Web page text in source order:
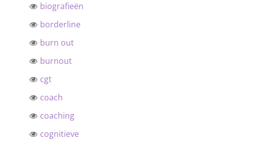
biografieën
borderline
burn out
burnout
cgt
coach
coaching
cognitieve